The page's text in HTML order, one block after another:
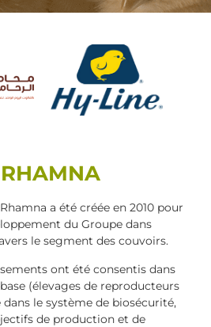
a été créée en 2010 pour
du Groupe dans
le segment des couvoirs.
ont été consentis dans
(élevages de reproducteurs
le système de biosécurité,
de production et de